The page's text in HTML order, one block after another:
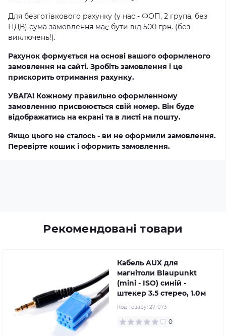
Для безготівкового рахунку (у нас - ФОП, 2 група, без
ПДВ) сума замовлення має бути від 500 грн. (без
виключень!).
Рахунок формується на основі вашого оформленого
замовлення на сайті. Зробіть замовлення і це
прискорить отримання рахунку.
УВАГА! Кожному правильно оформленному
замовленню присвоюється свій номер. Він буде
відображатись на екрані та в листі на пошту.
Якщо цього не сталось - ви не оформили замовлення.
Перевірте кошик і оформить замовлення.
Рекомендовані товари
Кабель AUX для
магнітоли Blaupunkt
(mini - ISO) синій -
штекер 3.5 стерео, 1.0м
Код товару: 27-073
0